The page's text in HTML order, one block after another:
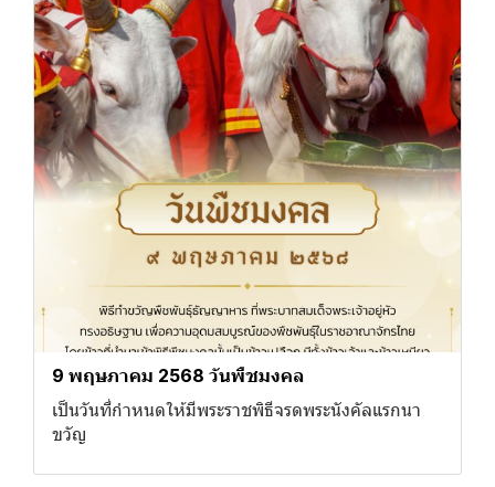
9 พฤษภาคม 2568 วันพืชมงคล
เป็นวันที่กำหนดให้มีพระราชพิธีจรดพระนังคัลแรกนา
ขวัญ